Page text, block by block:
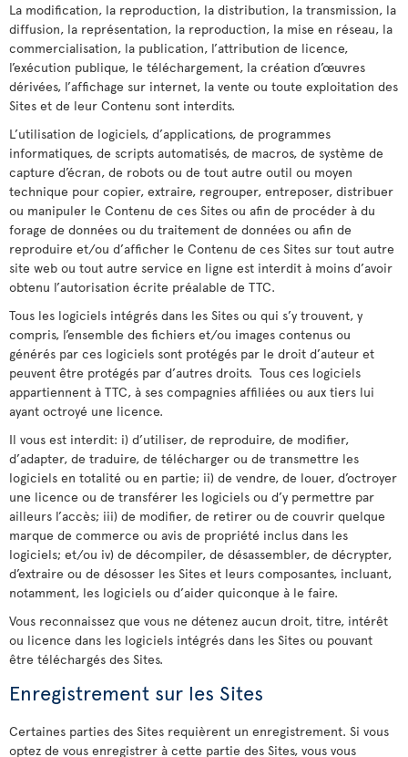
La modification, la reproduction, la distribution, la transmission, la
diffusion, la représentation, la reproduction, la mise en réseau, la
commercialisation, la publication, l’attribution de licence,
l’exécution publique, le téléchargement, la création d’œuvres
dérivées, l’affichage sur internet, la vente ou toute exploitation des
Sites et de leur Contenu sont interdits.
L’utilisation de logiciels, d’applications, de programmes
informatiques, de scripts automatisés, de macros, de système de
capture d’écran, de robots ou de tout autre outil ou moyen
technique pour copier, extraire, regrouper, entreposer, distribuer
ou manipuler le Contenu de ces Sites ou afin de procéder à du
forage de données ou du traitement de données ou afin de
reproduire et/ou d’afficher le Contenu de ces Sites sur tout autre
site web ou tout autre service en ligne est interdit à moins d’avoir
obtenu l’autorisation écrite préalable de TTC.
Tous les logiciels intégrés dans les Sites ou qui s’y trouvent, y
compris, l’ensemble des fichiers et/ou images contenus ou
générés par ces logiciels sont protégés par le droit d’auteur et
peuvent être protégés par d’autres droits. Tous ces logiciels
appartiennent à TTC, à ses compagnies affiliées ou aux tiers lui
ayant octroyé une licence.
Il vous est interdit: i) d’utiliser, de reproduire, de modifier,
d’adapter, de traduire, de télécharger ou de transmettre les
logiciels en totalité ou en partie; ii) de vendre, de louer, d’octroyer
une licence ou de transférer les logiciels ou d’y permettre par
ailleurs l’accès; iii) de modifier, de retirer ou de couvrir quelque
marque de commerce ou avis de propriété inclus dans les
logiciels; et/ou iv) de décompiler, de désassembler, de décrypter,
d’extraire ou de désosser les Sites et leurs composantes, incluant,
notamment, les logiciels ou d’aider quiconque à le faire.
Vous reconnaissez que vous ne détenez aucun droit, titre, intérêt
ou licence dans les logiciels intégrés dans les Sites ou pouvant
être téléchargés des Sites.
Enregistrement sur les Sites
Certaines parties des Sites requièrent un enregistrement. Si vous
optez de vous enregistrer à cette partie des Sites, vous vous